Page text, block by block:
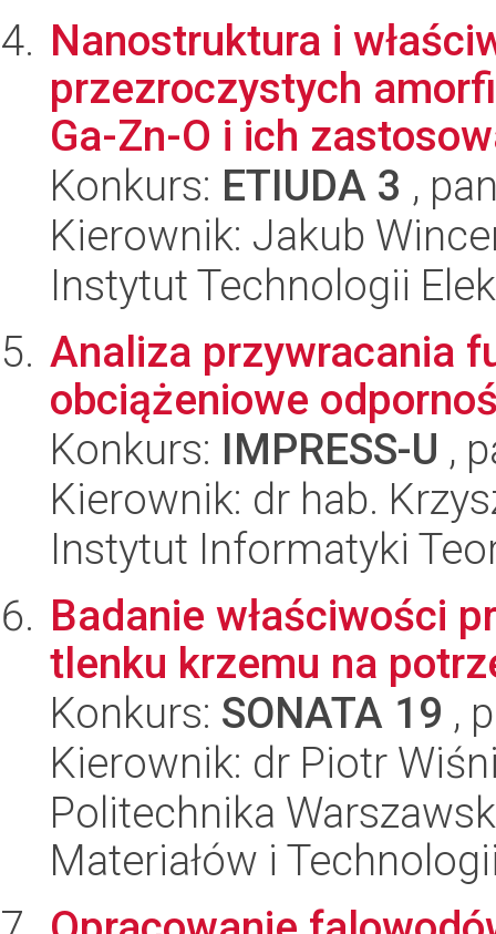
Nanostruktura i
przezroczystych
Ga-Zn-O i ich
Konkurs: ETIUDA 3 ,
Kierownik: Jakub
Instytut Technologii
Analiza przywracania
obciążeniowe
Konkurs: IMPRESS-U ,
Kierownik: dr hab.
Instytut Informatyki
Badanie właściwości
tlenku krzemu na
Konkurs: SONATA 19 ,
Kierownik: dr Piotr
Politechnika
Materiałów i